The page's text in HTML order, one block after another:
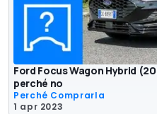
Ford Focus Wagon Hybrid
perché no
Perché Comprarla
1 apr 2023